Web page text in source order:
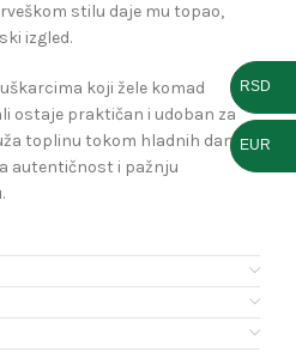
stilu daje mu topao,
izgled.
koji žele komad
ostaje praktičan i udoban za
toplinu tokom hladnih dana,
autentičnost i pažnju
RSD
EUR